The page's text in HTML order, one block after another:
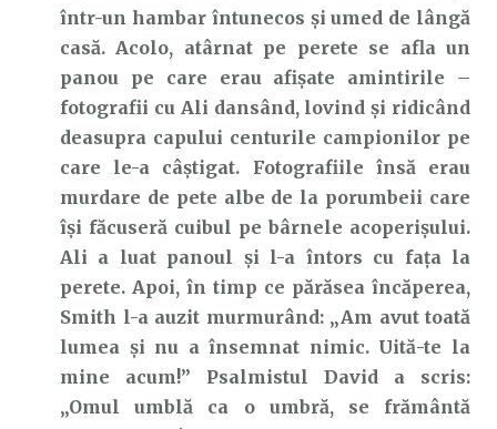
într-un hambar întunecos și umed de lângă
casă. Acolo, atârnat pe perete se afla un
panou pe care erau afișate amintirile –
fotografii cu Ali dansând, lovind și ridicând
deasupra capului centurile campionilor pe
care le-a câștigat. Fotografiile însă erau
murdare de pete albe de la porumbeii care
își făcuseră cuibul pe bârnele acoperișului.
Ali a luat panoul și l-a întors cu fața la
perete. Apoi, în timp ce părăsea încăperea,
Smith l-a auzit murmurând: „Am avut toată
lumea și nu a însemnat nimic. Uită-te la
mine acum!” Psalmistul David a scris:
„Omul umblă ca o umbră, se frământă